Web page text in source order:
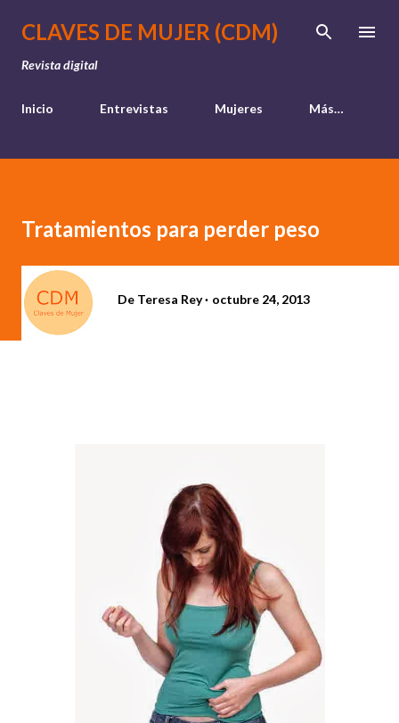
Ir al contenido principal
CLAVES DE MUJER (CDM)
Revista digital
Inicio Entrevistas Mujeres Más…
Tratamientos para perder peso
De Teresa Rey octubre 24, 2013